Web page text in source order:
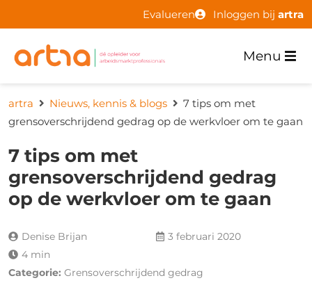
Evalueren Inloggen bij artra
Menu
artra Nieuws, kennis & blogs
7 tips om met
grensoverschrijdend gedrag op de werkvloer om te gaan
7 tips om met
grensoverschrijdend gedrag
op de werkvloer om te gaan
Denise Brijan
3 februari 2020
4 min
Categorie: Grensoverschrijdend gedrag